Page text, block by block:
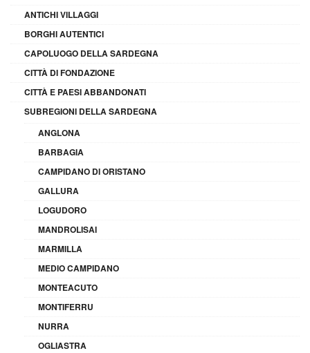
ANTICHI VILLAGGI
BORGHI AUTENTICI
CAPOLUOGO DELLA SARDEGNA
CITTÀ DI FONDAZIONE
CITTÀ E PAESI ABBANDONATI
SUBREGIONI DELLA SARDEGNA
ANGLONA
BARBAGIA
CAMPIDANO DI ORISTANO
GALLURA
LOGUDORO
MANDROLISAI
MARMILLA
MEDIO CAMPIDANO
MONTEACUTO
MONTIFERRU
NURRA
OGLIASTRA